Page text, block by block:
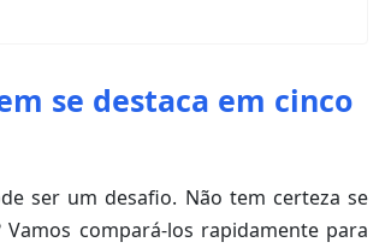
se destaca em cinco
ser um desafio. Não tem certeza se
compará-los rapidamente para